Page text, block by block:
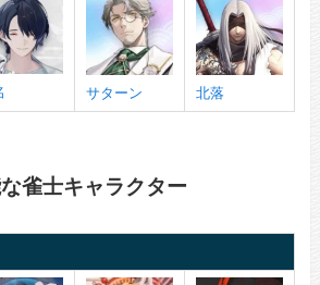
サターン 北落
雀士キャラクター